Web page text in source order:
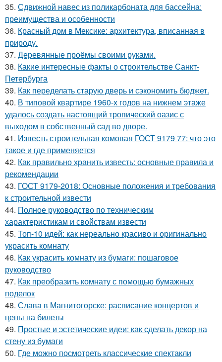
35. Сдвижной навес из поликарбоната для бассейна:
преимущества и особенности
36. Красный дом в Мексике: архитектура, вписанная в
природу.
37. Деревянные проёмы своими руками.
38. Какие интересные факты о строительстве Санкт-
Петербурга
39. Как переделать старую дверь и сэкономить бюджет.
40. В типовой квартире 1960-х годов на нижнем этаже
удалось создать настоящий тропический оазис с
выходом в собственный сад во дворе.
41. Известь строительная комовая ГОСТ 9179 77: что это
такое и где применяется
42. Как правильно хранить известь: основные правила и
рекомендации
43. ГОСТ 9179-2018: Основные положения и требования
к строительной извести
44. Полное руководство по техническим
характеристикам и свойствам извести
45. Топ-10 идей: как нереально красиво и оригинально
украсить комнату
46. Как украсить комнату из бумаги: пошаговое
руководство
47. Как преобразить комнату с помощью бумажных
поделок
48. Слава в Магнитогорске: расписание концертов и
цены на билеты
49. Простые и эстетические идеи: как сделать декор на
стену из бумаги
50. Где можно посмотреть классические спектакли